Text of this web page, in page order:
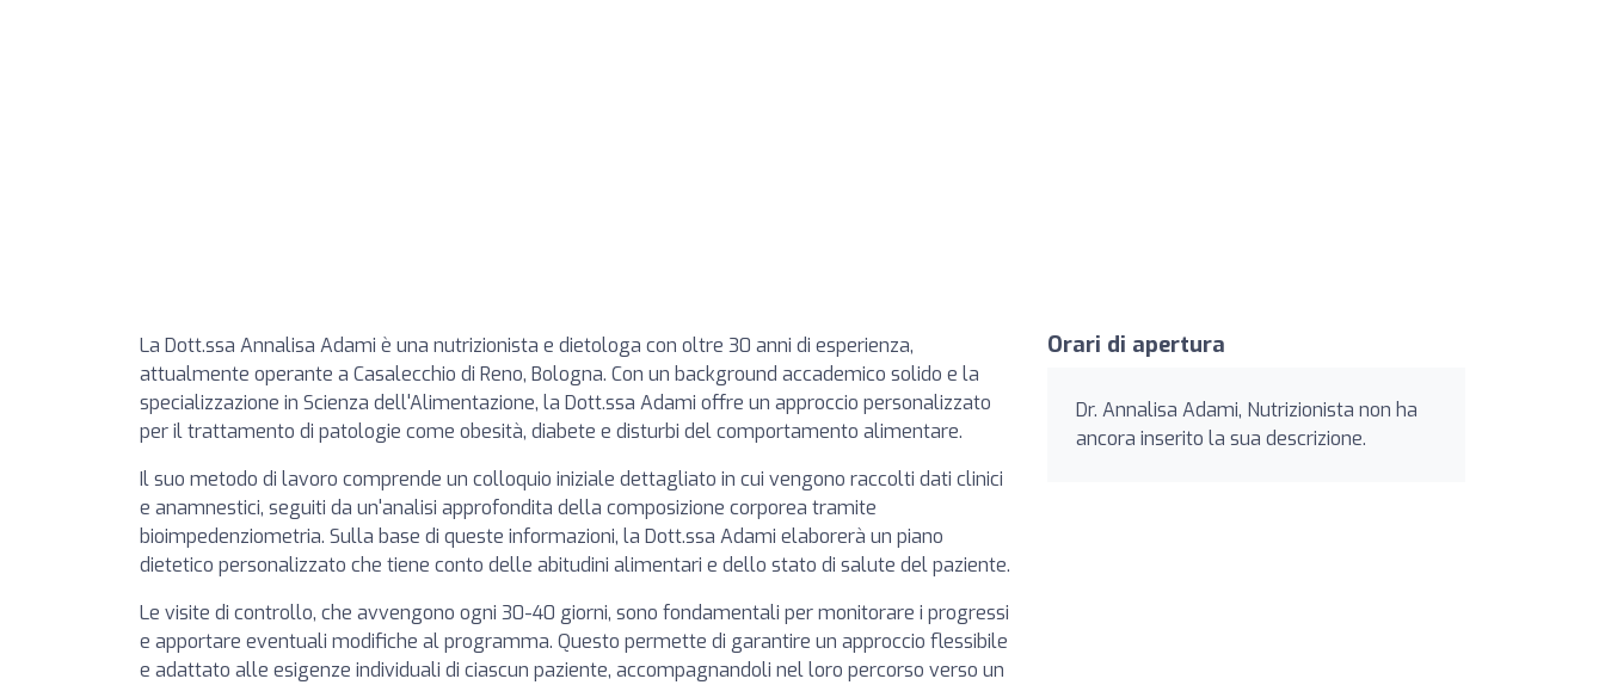
La Dott.ssa Annalisa Adami è una nutrizionista e dietologa con oltre 30 anni di esperienza,
attualmente operante a Casalecchio di Reno, Bologna. Con un background accademico solido e la
specializzazione in Scienza dell'Alimentazione, la Dott.ssa Adami offre un approccio personalizzato
per il trattamento di patologie come obesità, diabete e disturbi del comportamento alimentare.
Il suo metodo di lavoro comprende un colloquio iniziale dettagliato in cui vengono raccolti dati clinici
e anamnestici, seguiti da un'analisi approfondita della composizione corporea tramite
bioimpedenziometria. Sulla base di queste informazioni, la Dott.ssa Adami elaborerà un piano
dietetico personalizzato che tiene conto delle abitudini alimentari e dello stato di salute del paziente.
Le visite di controllo, che avvengono ogni 30-40 giorni, sono fondamentali per monitorare i progressi
e apportare eventuali modifiche al programma. Questo permette di garantire un approccio flessibile
e adattato alle esigenze individuali di ciascun paziente, accompagnandoli nel loro percorso verso un
Orari di apertura
Dr. Annalisa Adami, Nutrizionista non ha
ancora inserito la sua descrizione.